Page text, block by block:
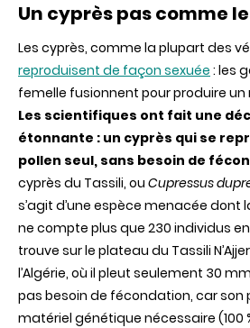
Un cyprès pas comme
Les cyprès, comme la plupart des
reproduisent de façon sexuée : les
femelle fusionnent pour produire un
Les scientifiques ont fait une
étonnante : un cyprès qui se
pollen seul, sans besoin de
cyprès du Tassili, ou Cupressus
s’agit d’une espèce menacée dont
ne compte plus que 230 individus
trouve sur le plateau du Tassili
l’Algérie, où il pleut seulement 30
pas besoin de fécondation, car son
matériel génétique nécessaire (100